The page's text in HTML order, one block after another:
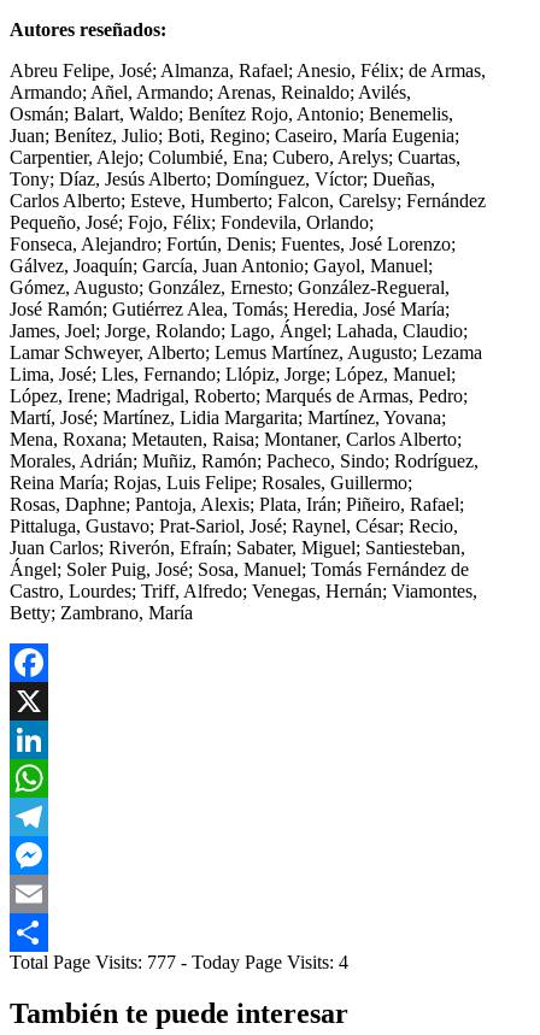
Autores reseñados:
Abreu Felipe, José; Almanza, Rafael; Anesio, Félix; de Armas,
Armando; Añel, Armando; Arenas, Reinaldo; Avilés,
Osmán; Balart, Waldo; Benítez Rojo, Antonio; Benemelis,
Juan; Benítez, Julio; Boti, Regino; Caseiro, María Eugenia;
Carpentier, Alejo; Columbié, Ena; Cubero, Arelys; Cuartas,
Tony; Díaz, Jesús Alberto; Domínguez, Víctor; Dueñas,
Carlos Alberto; Esteve, Humberto; Falcon, Carelsy; Fernández
Pequeño, José; Fojo, Félix; Fondevila, Orlando;
Fonseca, Alejandro; Fortún, Denis; Fuentes, José Lorenzo;
Gálvez, Joaquín; García, Juan Antonio; Gayol, Manuel;
Gómez, Augusto; González, Ernesto; González-Regueral,
José Ramón; Gutiérrez Alea, Tomás; Heredia, José María;
James, Joel; Jorge, Rolando; Lago, Ángel; Lahada, Claudio;
Lamar Schweyer, Alberto; Lemus Martínez, Augusto; Lezama
Lima, José; Lles, Fernando; Llópiz, Jorge; López, Manuel;
López, Irene; Madrigal, Roberto; Marqués de Armas, Pedro;
Martí, José; Martínez, Lidia Margarita; Martínez, Yovana;
Mena, Roxana; Metauten, Raisa; Montaner, Carlos Alberto;
Morales, Adrián; Muñiz, Ramón; Pacheco, Sindo; Rodríguez,
Reina María; Rojas, Luis Felipe; Rosales, Guillermo;
Rosas, Daphne; Pantoja, Alexis; Plata, Irán; Piñeiro, Rafael;
Pittaluga, Gustavo; Prat-Sariol, José; Raynel, César; Recio,
Juan Carlos; Riverón, Efraín; Sabater, Miguel; Santiesteban,
Ángel; Soler Puig, José; Sosa, Manuel; Tomás Fernández de
Castro, Lourdes; Triff, Alfredo; Venegas, Hernán; Viamontes,
Betty; Zambrano, María
Facebook
X
LinkedIn
WhatsApp
Telegram
Messenger
Email
Compartir
Total Page Visits: 777 - Today Page Visits: 4
También te puede interesar